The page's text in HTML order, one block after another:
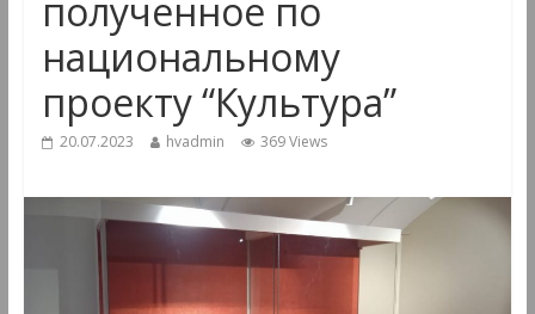
полученное по
национальному
проекту “Культура”
20.07.2023 hvadmin 369 Views